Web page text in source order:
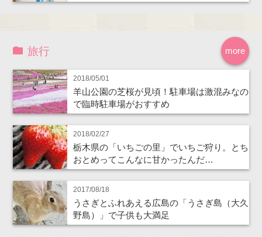
more
旅行
2018/05/01
羊山公園の芝桜が見頃！駐車場は激混みなの
で臨時駐車場がおすすめ
2018/02/27
栃木県の「いちごの里」でいちご狩り。とち
おとめってこんなに甘かったんだ…
2017/08/18
うさぎとふれあえる広島の「うさぎ島（大久
野島）」で子供も大満足